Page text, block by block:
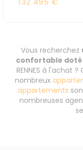
Vous recherchez
confortable doté
RENNES à l'achat
nombreux
appartements
nombreuses